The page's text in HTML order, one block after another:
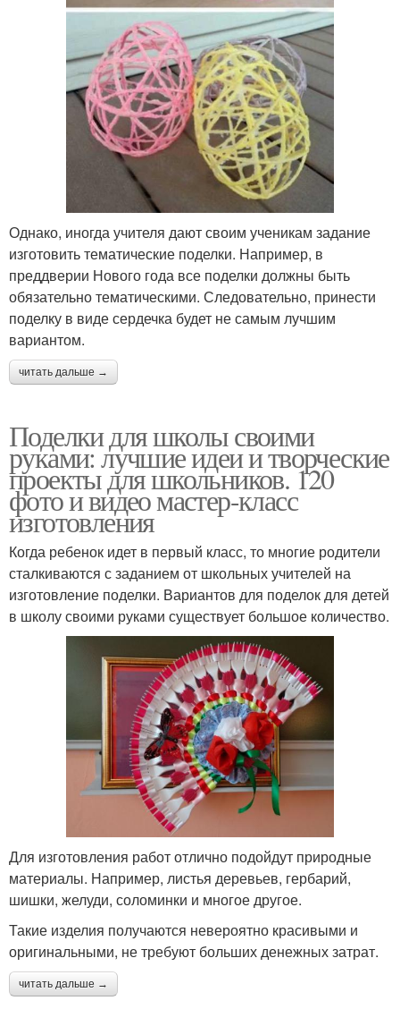
Однако, иногда учителя дают своим ученикам задание
изготовить тематические поделки. Например, в
преддверии Нового года все поделки должны быть
обязательно тематическими. Следовательно, принести
поделку в виде сердечка будет не самым лучшим
вариантом.
читать дальше →
Поделки для школы своими
руками: лучшие идеи и творческие
проекты для школьников. 120
фото и видео мастер-класс
изготовления
Когда ребенок идет в первый класс, то многие родители
сталкиваются с заданием от школьных учителей на
изготовление поделки. Вариантов для поделок для детей
в школу своими руками существует большое количество.
Для изготовления работ отлично подойдут природные
материалы. Например, листья деревьев, гербарий,
шишки, желуди, соломинки и многое другое.
Такие изделия получаются невероятно красивыми и
оригинальными, не требуют больших денежных затрат.
читать дальше →